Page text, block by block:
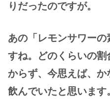
りだったのですが。
あの「レモンサワー
すね。どのくらいの
からず、今思えば、
飲んでいたと思いま